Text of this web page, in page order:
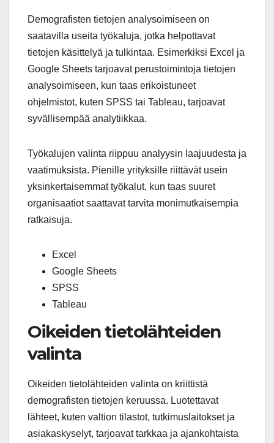
Demografisten tietojen analysoimiseen on
saatavilla useita työkaluja, jotka helpottavat
tietojen käsittelyä ja tulkintaa. Esimerkiksi Excel ja
Google Sheets tarjoavat perustoimintoja tietojen
analysoimiseen, kun taas erikoistuneet
ohjelmistot, kuten SPSS tai Tableau, tarjoavat
syvällisempää analytiikkaa.
Työkalujen valinta riippuu analyysin laajuudesta ja
vaatimuksista. Pienille yrityksille riittävät usein
yksinkertaisemmat työkalut, kun taas suuret
organisaatiot saattavat tarvita monimutkaisempia
ratkaisuja.
Excel
Google Sheets
SPSS
Tableau
Oikeiden tietolähteiden
valinta
Oikeiden tietolähteiden valinta on kriittistä
demografisten tietojen keruussa. Luotettavat
lähteet, kuten valtion tilastot, tutkimuslaitokset ja
asiakaskyselyt, tarjoavat tarkkaa ja ajankohtaista